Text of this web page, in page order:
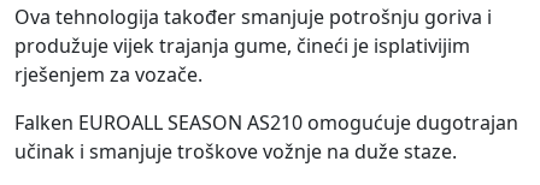
Ova tehnologija također smanjuje potrošnju goriva i
produžuje vijek trajanja gume, čineći je isplativijim
rješenjem za vozače.
Falken EUROALL SEASON AS210 omogućuje dugotrajan
učinak i smanjuje troškove vožnje na duže staze.